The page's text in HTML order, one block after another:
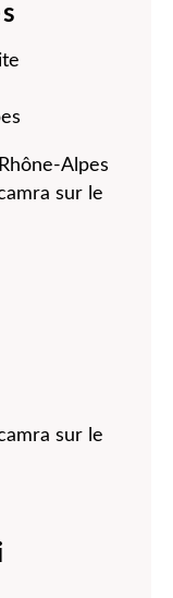
Alpes
sur le
sur le